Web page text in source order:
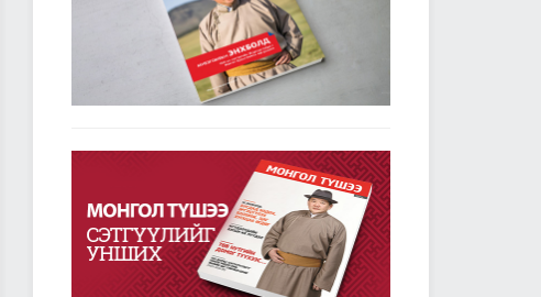
УИХ-ын дарга М.Энхболдын гаргасан зарчмын
зөрүүтэй санал гишүүдийн 72.7 хувийн дэмжлэг
Улсын Их Хурал - Энэ долоо хоногт /2019.01.14-
УИХ-ын энэ долоо хоногийн үйл ажиллагааны
2019/01/21 2372
УИХ-ын чуулганы хуралдааны дэгийн тухай
хуульд нэмэлт оруулах тухай хуулийг баталж,
дөрвөн хуулийн төслийг анхны хэлэлцүүлэгт